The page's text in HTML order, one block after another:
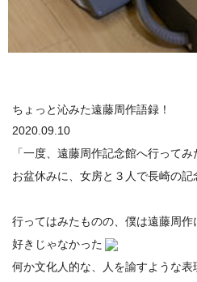
ちょっと沁みた遠藤周作語録！
2020.09.10
「一度、遠藤周作記念館へ行って
お盆休みに、女房と３人で長崎の記
行ってはみたものの、僕は遠藤周作
好きじゃなかった
何か文化人的な、人を諭すような